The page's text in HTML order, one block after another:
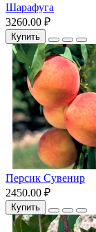
Шарафуга
3260.00 ₽
Купить
Персик Сувенир
2450.00 ₽
Купить